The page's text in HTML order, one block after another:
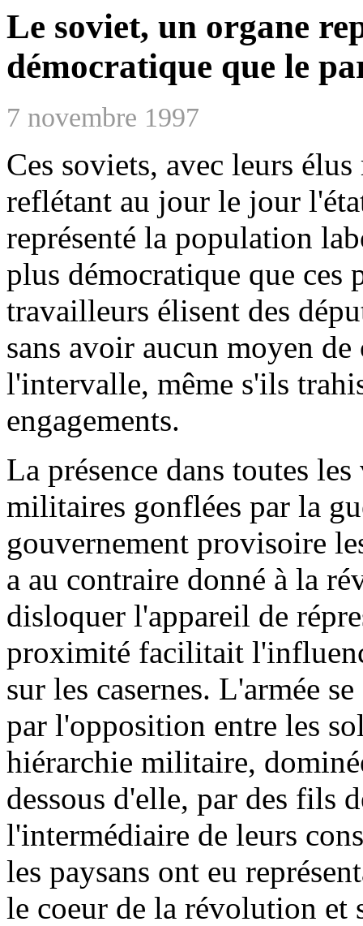
Le soviet, un organe
démocratique que le
7 novembre 1997
Ces soviets, avec leurs
reflétant au jour le jour
représenté la population
plus démocratique que ces
travailleurs élisent des
sans avoir aucun moyen de
l'intervalle, même s'ils
engagements.
La présence dans toutes
militaires gonflées par la
gouvernement provisoire
a au contraire donné à la
disloquer l'appareil de
proximité facilitait
sur les casernes. L'armée
par l'opposition entre les
hiérarchie militaire,
dessous d'elle, par des fils
l'intermédiaire de leurs
les paysans ont eu
le coeur de la révolution et